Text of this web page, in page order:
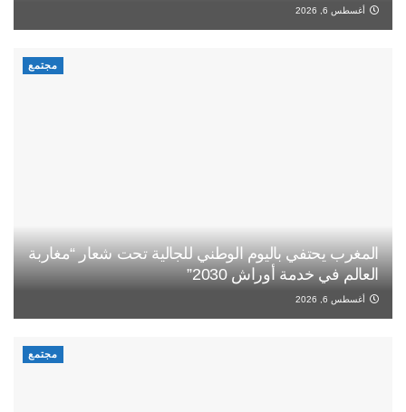
أغسطس 6, 2026
مجتمع
المغرب يحتفي باليوم الوطني للجالية تحت شعار “مغاربة
العالم في خدمة أوراش 2030”
أغسطس 6, 2026
مجتمع